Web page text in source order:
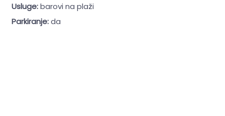
Usluge:barovi na plaži
Parkiranje:da